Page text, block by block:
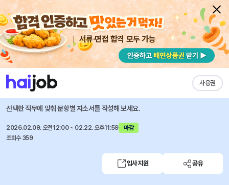
서류·면접 합격 모두 가능
사용권
채용공고 자소서 자유항목 자소서 내 작성목록
씨엔씨티에너지(충남도시가스)
2026년 상반기 전환인턴 채용
선택한 직무에 맞춰 문항별 자소서를 작성해 보세요.
2026.02.09. 오전12:00 ~ 02.22. 오후11:59
마감
조회수 359
입사지원 공유